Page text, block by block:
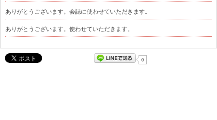
ありがとうございます。会誌に使わせていただきます。
ありがとうございます。使わせていただきます。
0